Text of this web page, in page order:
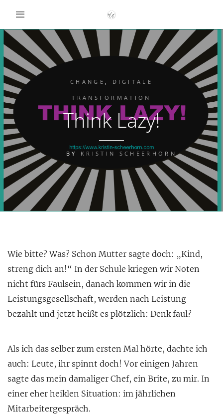
CHANGE , DIGITALE
TRANSFORMATION
Think Lazy!
BY KRISTIN SCHEERHORN
Wie bitte? Was? Schon Mutter sagte doch: „Kind,
streng dich an!“ In der Schule kriegen wir Noten
nicht fürs Faulsein, danach kommen wir in die
Leistungsgesellschaft, werden nach Leistung
bezahlt und jetzt heißt es plötzlich: Denk faul?
Als ich das selber zum ersten Mal hörte, dachte ich
auch: Leute, ihr spinnt doch! Vor einigen Jahren
sagte das mein damaliger Chef, ein Brite, zu mir. In
einer eher heiklen Situation: im jährlichen
Mitarbeitergespräch.